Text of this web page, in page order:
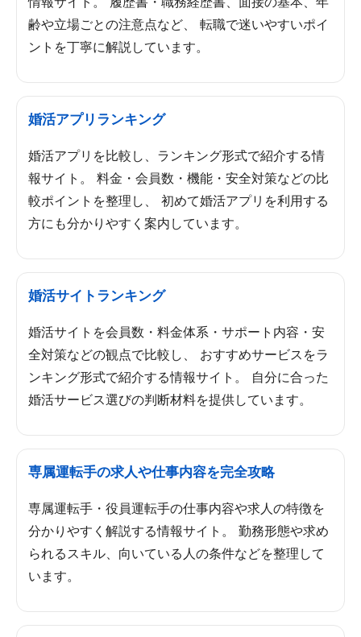
齢や立場ごとの注意点など、 転職で迷いやすいポイ
ントを丁寧に解説しています。
婚活アプリランキング
婚活アプリを比較し、ランキング形式で紹介する情
報サイト。 料金・会員数・機能・安全対策などの比
較ポイントを整理し、 初めて婚活アプリを利用する
方にも分かりやすく案内しています。
婚活サイトランキング
婚活サイトを会員数・料金体系・サポート内容・安
全対策などの観点で比較し、 おすすめサービスをラ
ンキング形式で紹介する情報サイト。 自分に合った
婚活サービス選びの判断材料を提供しています。
専属運転手の求人や仕事内容を完全攻略
専属運転手・役員運転手の仕事内容や求人の特徴を
分かりやすく解説する情報サイト。 勤務形態や求め
られるスキル、向いている人の条件などを整理して
います。